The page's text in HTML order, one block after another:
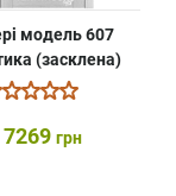
модель 607
(засклена)
7269 грн